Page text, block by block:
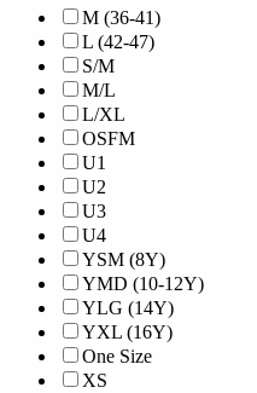
M (36-41)
L (42-47)
S/M
M/L
L/XL
OSFM
U1
U2
U3
U4
YSM (8Y)
YMD (10-12Y)
YLG (14Y)
YXL (16Y)
One Size
XS